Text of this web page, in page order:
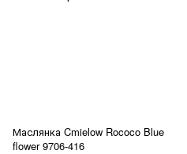
Маслянка Cmielow Rococo Blue
flower 9706-416